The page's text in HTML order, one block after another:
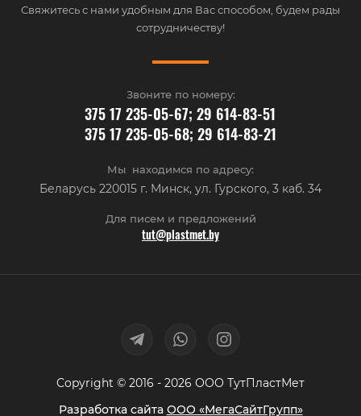
Свяжитесь с нами удобным для Вас способом, будем рады
сотрудничеству!
Звоните по номеру:
375 17 235-05-67; 29 614-83-51
375 17 235-05-68; 29 614-83-21
Мы находимся по адресу:
Беларусь 220015 г. Минск, ул. Гурского, 3 каб. 34
Для писем и предложений
tut@plastmet.by
Copyright © 2016 - 2026 ООО ТутПластМет
Разработка сайта ООО «МегаСайтГрупп»